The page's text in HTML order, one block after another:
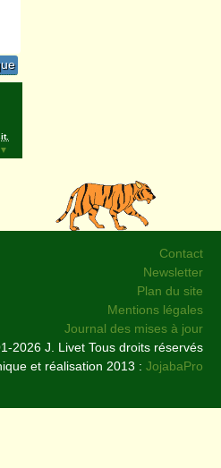
▼
Contact
Newsletter
Plan du site
Mentions légales
Journal des mises à jour
2026 J. Livet Tous droits réservés
et réalisation 2013 : JojabaPro